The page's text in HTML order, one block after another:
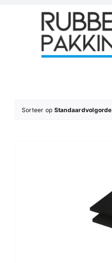
Sorteer op Standaardvolgorde